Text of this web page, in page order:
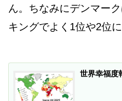
ん。ちなみにデンマー
キングでよく1位や2位に
世界幸福度